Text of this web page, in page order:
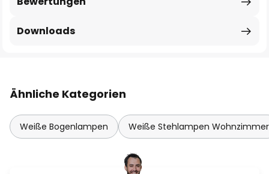
Downloads
Ähnliche Kategorien
Weiße Bogenlampen Weiße Stehlampen Wohnzimmer